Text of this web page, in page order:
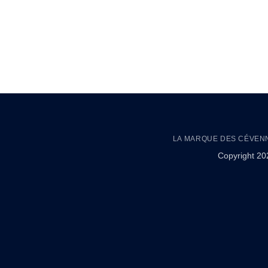
LA MARQUE DES
Copyright